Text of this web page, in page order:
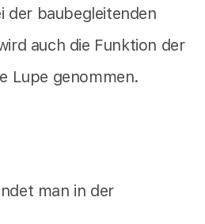
der baubegleitenden
auch die Funktion der
Lupe genommen.
man in der